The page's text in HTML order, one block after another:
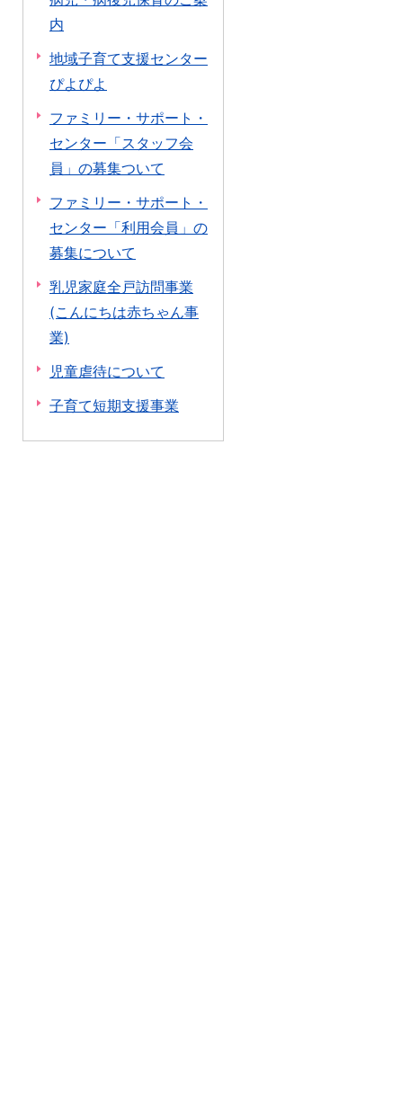
内
地域子育て支援センター
ぴよぴよ
ファミリー・サポート・
センター「スタッフ会
員」の募集ついて
ファミリー・サポート・
センター「利用会員」の
募集について
乳児家庭全戸訪問事業
(こんにちは赤ちゃん事
業)
児童虐待について
子育て短期支援事業